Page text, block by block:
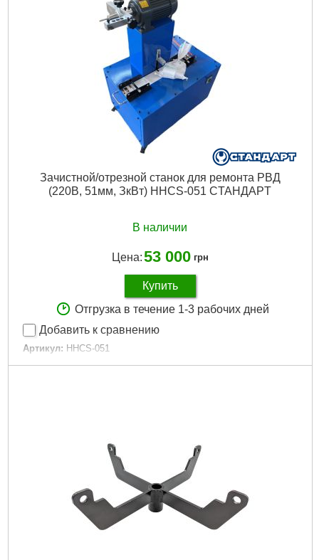
Минимальный диаметр обжатия:
Максимальный диаметр обжатия: 51 мм
Подробнее...
Зaчиcтнoй/oтpeзнoй cтaнoк для peмoнтa PBД
(220B, 51мм, ЗкBт) HHCS-051 CTAHДAPT
В наличии
Цена:53 000 грн
Купить
Отгрузка в течение 1-3 рабочих дней
Добавить к сравнению
Артикул: HHCS-051
Код товара: 29.35.10
Подробнее...